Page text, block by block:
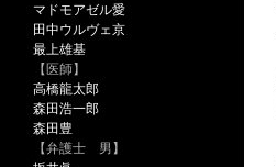
マドモアゼル愛
田中ウルヴェ京
最上雄基
【医師】
高橋龍太郎
森田浩一郎
森田豊
【弁護士 男】